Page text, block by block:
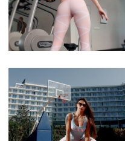
О НАС
ОПЛАТА И ДОСТАВКА
КАК СНЯТЬ МЕРКИ
© 2021 TEXXA
® All Rights Reserved
Политика конфиденциальности
+7 (988) 997-34-92